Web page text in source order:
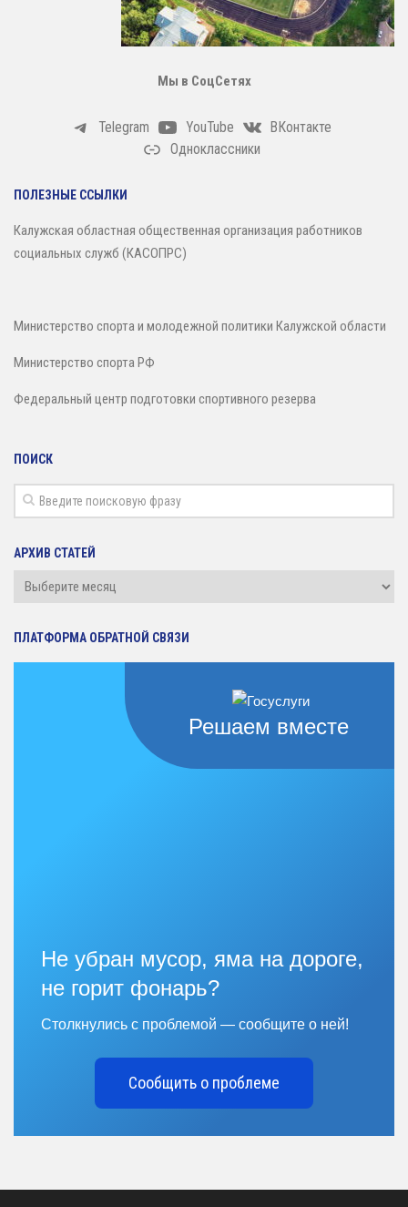
Зал сухого плавания
Мы в СоцСетях
Telegram YouTube
ВКонтакте
Одноклассники
ПОЛЕЗНЫЕ ССЫЛКИ
Калужская областная общественная организация работников
социальных служб (КАСОПРС)
Министерство спорта и молодежной политики Калужской области
Министерство спорта РФ
Федеральный центр подготовки спортивного резерва
ПОИСК
АРХИВ СТАТЕЙ
Архив
ПЛАТФОРМА ОБРАТНОЙ СВЯЗИ
Решаем вместе
Не убран мусор, яма на дороге,
не горит фонарь?
Столкнулись с проблемой — сообщите о ней!
Сообщить о проблеме